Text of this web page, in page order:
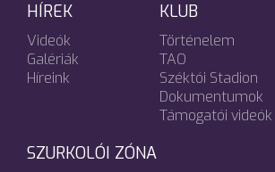
HÍREK
Videók
Galériák
Híreink
KLUB
Történelem
TAO
Széktói Stadion
Dokumentumok
Támogatói videók
SZURKOLÓI ZÓNA